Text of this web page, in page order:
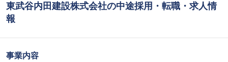
東武谷内田建設株式会社の中途採用・転職・求人情
報
事業内容